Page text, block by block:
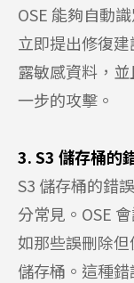
OSE 能夠自動
立即提出修復
露敏感資料，
一步的攻擊。
3. S3 儲存桶的
S3 儲存桶的錯
分常見。OSE
如那些誤刪除
儲存桶。這種